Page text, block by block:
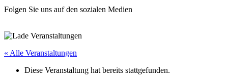
Folgen Sie uns auf den sozialen Medien
« Alle Veranstaltungen
Diese Veranstaltung hat bereits stattgefunden.